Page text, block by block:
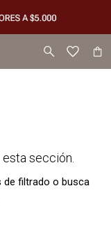
sección.
filtrado o busca